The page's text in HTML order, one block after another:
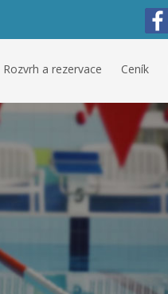
Rozvrh a rezervace Ceník